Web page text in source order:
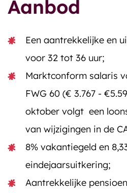
Aanbod
Een aantrekkelijke en
voor 32 tot 36 uur;
Marktconform salaris
FWG 60 (€ 3.767 -
oktober volgt een
van wijzigingen in de
8% vakantiegeld en
eindejaarsuitkering;
Aantrekkelijke